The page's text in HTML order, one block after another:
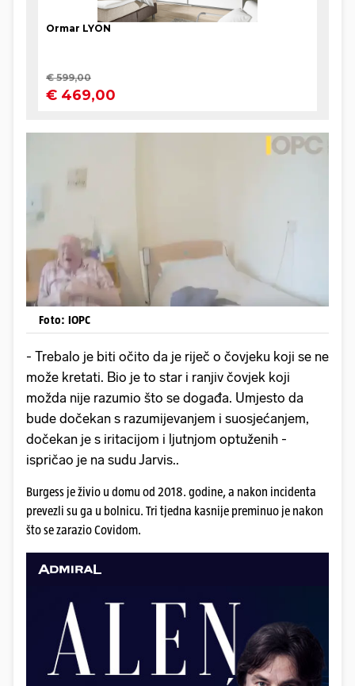
Foto: IOPC
- Trebalo je biti očito da je riječ o čovjeku koji se ne
može kretati. Bio je to star i ranjiv čovjek koji
možda nije razumio što se događa. Umjesto da
bude dočekan s razumijevanjem i suosjećanjem,
dočekan je s iritacijom i ljutnjom optuženih -
ispričao je na sudu Jarvis..
Burgess je živio u domu od 2018. godine, a nakon incidenta
prevezli su ga u bolnicu. Tri tjedna kasnije preminuo je nakon
što se zarazio Covidom.